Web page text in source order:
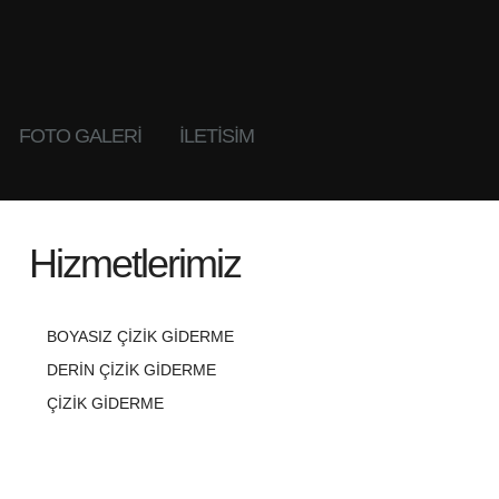
FOTO GALERI İLETİSİM
Hizmetlerimiz
BOYASIZ ÇIZIK GIDERME
DERIN ÇIZIK GIDERME
ÇIZIK GIDERME